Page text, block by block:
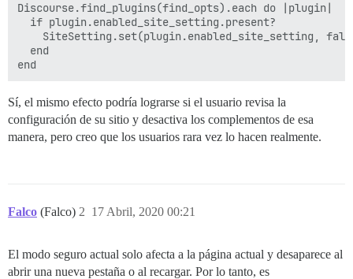
Discourse.find_plugins(find_opts).each do |plugin|
  if plugin.enabled_site_setting.present?
SiteSetting.set(plugin.enabled_site_setting,
  end
Sí, el mismo efecto podría lograrse si el usuario revisa la
configuración de su sitio y desactiva los complementos de esa
manera, pero creo que los usuarios rara vez lo hacen realmente.
Falco (Falco) 17 Abril, 2020 00:21
2
El modo seguro actual solo afecta a la página actual y desaparece al
abrir una nueva pestaña o al recargar. Por lo tanto, es